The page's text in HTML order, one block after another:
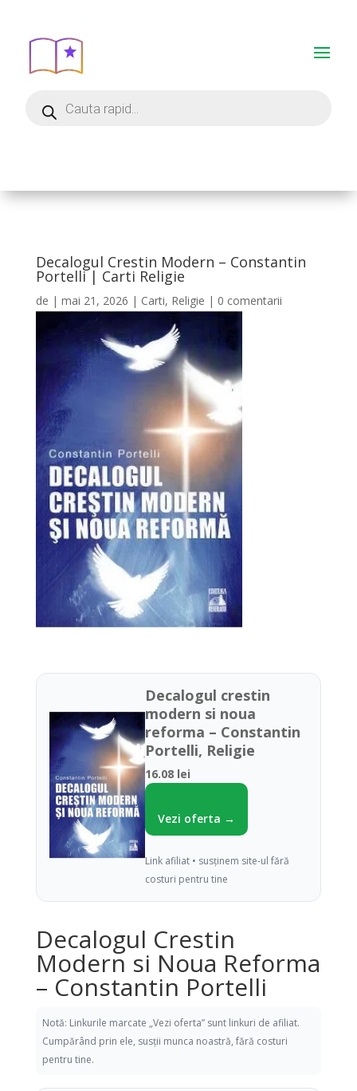
Decalogul Crestin Modern – Constantin
Portelli | Carti Religie
de | mai 21, 2026 | Carti, Religie | 0 comentarii
Decalogul crestin
modern si noua
reforma – Constantin
Portelli, Religie
16.08 lei
Vezi oferta →
Link afiliat • susținem site-ul fără
costuri pentru tine
Decalogul Crestin
Modern si Noua Reforma
– Constantin Portelli
Notă: Linkurile marcate „Vezi oferta” sunt linkuri de afiliat.
Cumpărând prin ele, susții munca noastră, fără costuri
pentru tine.